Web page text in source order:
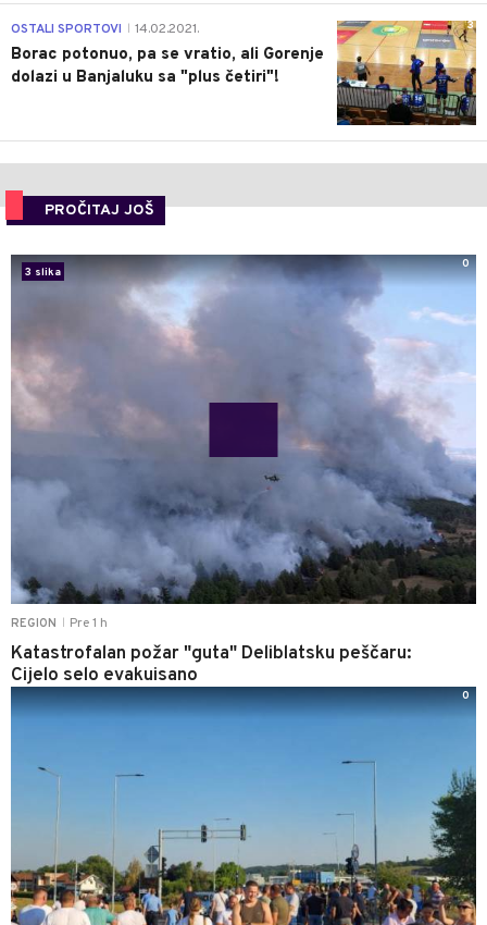
3
OSTALI SPORTOVI 14.02.2021.
Borac potonuo, pa se vratio, ali Gorenje
dolazi u Banjaluku sa "plus četiri"!
PROČITAJ JOŠ
REGION Pre 1 h
Katastrofalan požar "guta" Deliblatsku peščaru:
Cijelo selo evakuisano
3 slika
0
0